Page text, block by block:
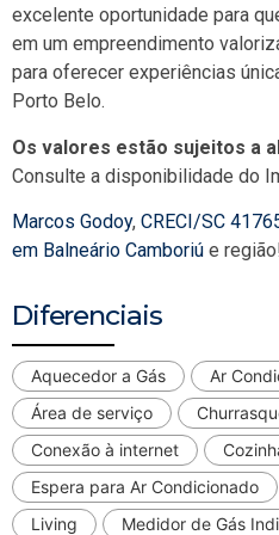
excelente oportunidade para
em um empreendimento
para oferecer experiências
Porto Belo.
Os valores estão sujeitos a
Consulte a disponibilidade do
Marcos Godoy, CRECI/SC
em Balneário Camboriú e
Diferenciais
Aquecedor a Gás
Ar
Área de serviço
Conexão à internet
Espera para Ar Condicionado
Living
Medidor de Gás